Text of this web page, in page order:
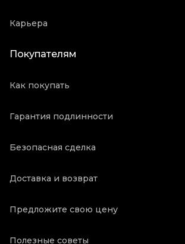
Карьера
Покупателям
Как покупать
Гарантия подлинности
Безопасная сделка
Доставка и возврат
Предложите свою цену
Полезные советы